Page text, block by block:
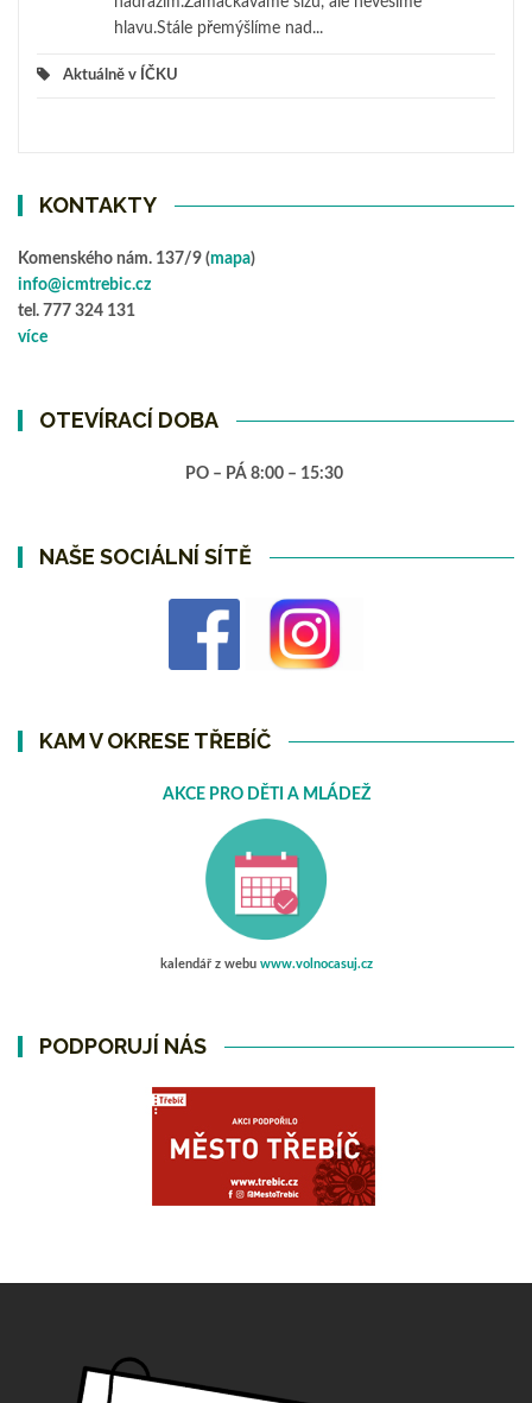
hlavu.Stále přemýšlíme nad...
Aktuálně v ÍČKU
KONTAKTY
Komenského nám. 137/9 (mapa)
info@icmtrebic.cz
tel. 777 324 131
více
OTEVÍRACÍ DOBA
PO – PÁ 8:00 – 15:30
NAŠE SOCIÁLNÍ SÍTĚ
KAM V OKRESE TŘEBÍČ
AKCE PRO DĚTI A MLÁDEŽ
kalendář z webu www.volnocasuj.cz
PODPORUJÍ NÁS